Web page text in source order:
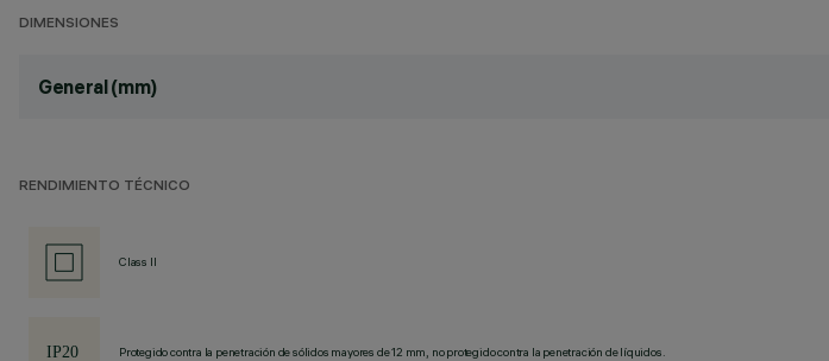
DIMENSIONES
General (mm)
RENDIMIENTO TÉCNICO
Class II
Protegido contra la penetración de sólidos mayores de 12 mm, no protegido contra la penetración de líquidos.